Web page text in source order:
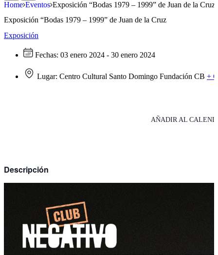
Home Eventos Exposición “Bodas 1979 – 1999” de Juan de la Cruz
Exposición “Bodas 1979 – 1999” de Juan de la Cruz
Exposición
Fechas: 03 enero 2024 - 30 enero 2024
Lugar: Centro Cultural Santo Domingo Fundación CB +
AÑADIR AL
Descripción